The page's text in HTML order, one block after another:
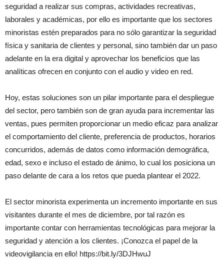
seguridad a realizar sus compras, actividades recreativas,
laborales y académicas, por ello es importante que los sectores
minoristas estén preparados para no sólo garantizar la seguridad
física y sanitaria de clientes y personal, sino también dar un paso
adelante en la era digital y aprovechar los beneficios que las
analíticas ofrecen en conjunto con el audio y video en red.
Hoy, estas soluciones son un pilar importante para el despliegue
del sector, pero también son de gran ayuda para incrementar las
ventas, pues permiten proporcionar un medio eficaz para analizar
el comportamiento del cliente, preferencia de productos, horarios
concurridos, además de datos como información demográfica,
edad, sexo e incluso el estado de ánimo, lo cual los posiciona un
paso delante de cara a los retos que pueda plantear el 2022.
El sector minorista experimenta un incremento importante en sus
visitantes durante el mes de diciembre, por tal razón es
importante contar con herramientas tecnológicas para mejorar la
seguridad y atención a los clientes. ¡Conozca el papel de la
videovigilancia en ello! https://bit.ly/3DJHwuJ